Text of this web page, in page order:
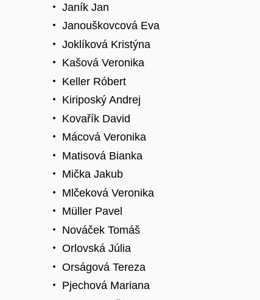
Janík Jan
Janouškovcová Eva
Joklíková Kristýna
Kašová Veronika
Keller Róbert
Kiriposký Andrej
Kovařík David
Mácová Veronika
Matisová Bianka
Mička Jakub
Mlčeková Veronika
Müller Pavel
Nováček Tomáš
Orlovská Júlia
Orságová Tereza
Pjechová Mariana